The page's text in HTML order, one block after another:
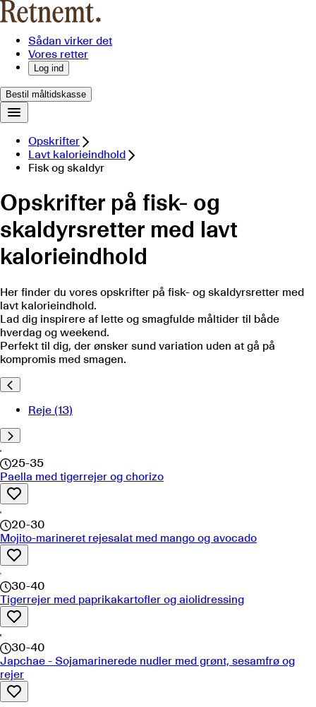
Sådan virker det
Vores retter
Log ind
Bestil måltidskasse
Opskrifter
Lavt kalorieindhold
Fisk og skaldyr
Opskrifter på fisk- og
skaldyrsretter med lavt
kalorieindhold
Her finder du vores opskrifter på fisk- og skaldyrsretter med
lavt kalorieindhold.
Lad dig inspirere af lette og smagfulde måltider til både
hverdag og weekend.
Perfekt til dig, der ønsker sund variation uden at gå på
kompromis med smagen.
Reje (13)
25-35
Paella med tigerrejer og chorizo
20-30
Mojito-marineret rejesalat med mango og avocado
30-40
Tigerrejer med paprikakartofler og aiolidressing
30-40
Japchae - Sojamarinerede nudler med grønt, sesamfrø og
rejer